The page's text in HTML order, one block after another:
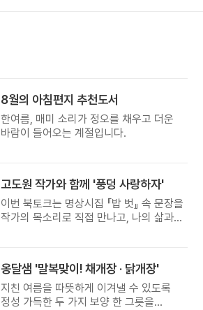
8월의 아침편지 추천도서
한여름, 매미 소리가 정오를 채우고 더운
바람이 들어오는 계절입니다.
고도원 작가와 함께 '풍덩 사랑하자'
이번 북토크는 명상시집 『밥 벗』 속 문장을
작가의 목소리로 직접 만나고, 나의 삶과
옹달샘 '말복맞이! 채개장 · 닭개장'
지친 여름을 따뜻하게 이겨낼 수 있도록
정성 가득한 두 가지 보양 한 그릇을